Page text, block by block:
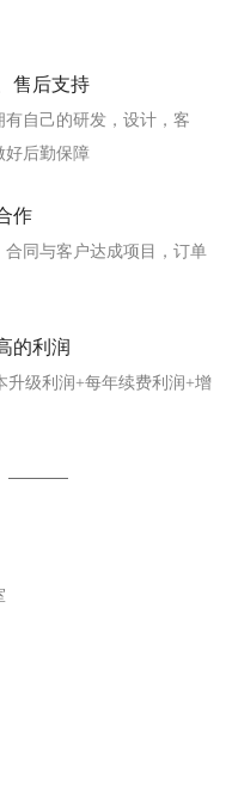
售后支持
自己的研发，设计，客
好后勤保障
作
同与客户达成项目，订单
的利润
升级利润+每年续费利润+增